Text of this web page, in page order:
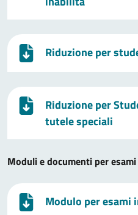
Riduzione per
Riduzione per
tutele speciali
Moduli e documenti per
Modulo per esami